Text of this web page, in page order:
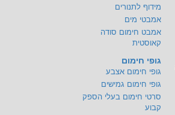
מידוף לתנורים
אמבטי מים
אמבט חימום סודה
קאוסטית
גופי חימום
גופי חימום אצבע
גופי חימום גמישים
סרטי חימום בעלי הספק
קבוע